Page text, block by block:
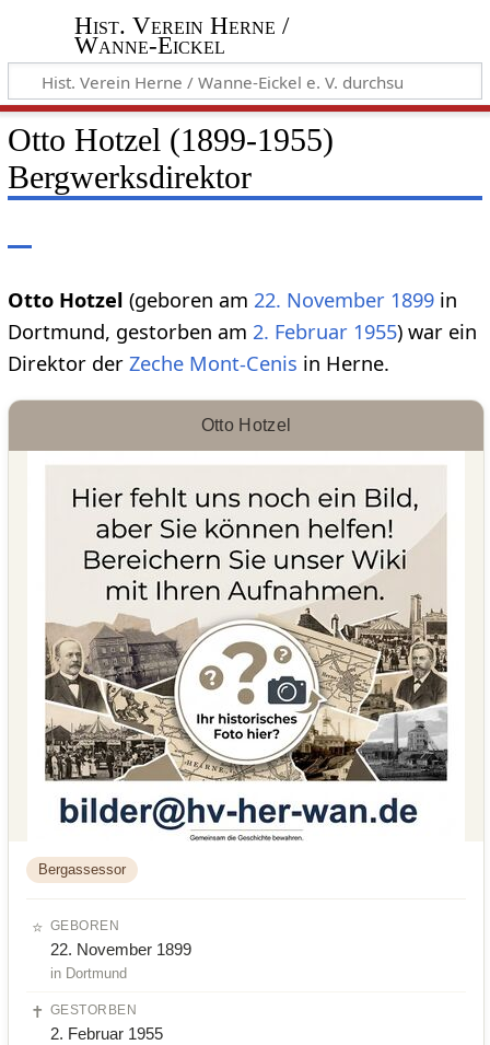
Hist. Verein Herne /
Wanne-Eickel
Otto Hotzel (1899-1955)
Bergwerksdirektor
Otto Hotzel (geboren am 22. November 1899in
Dortmund, gestorben am 2. Februar 1955) war ein
Direktor der Zeche Mont-Cenis in Herne.
Otto Hotzel
Bergassessor
⭐ GEBOREN
22. November 1899
in Dortmund
✝️ GESTORBEN
2. Februar 1955